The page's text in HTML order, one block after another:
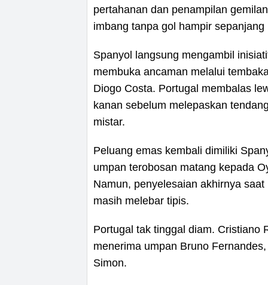
pertahanan dan penampilan
imbang tanpa gol hampir
Spanyol langsung mengambil
membuka ancaman melalui
Diogo Costa. Portugal membalas
kanan sebelum melepaskan
mistar.
Peluang emas kembali dimiliki
umpan terobosan matang kepada
Namun, penyelesaian akhirnya
masih melebar tipis.
Portugal tak tinggal diam. Cristiano
menerima umpan Bruno
Simon.